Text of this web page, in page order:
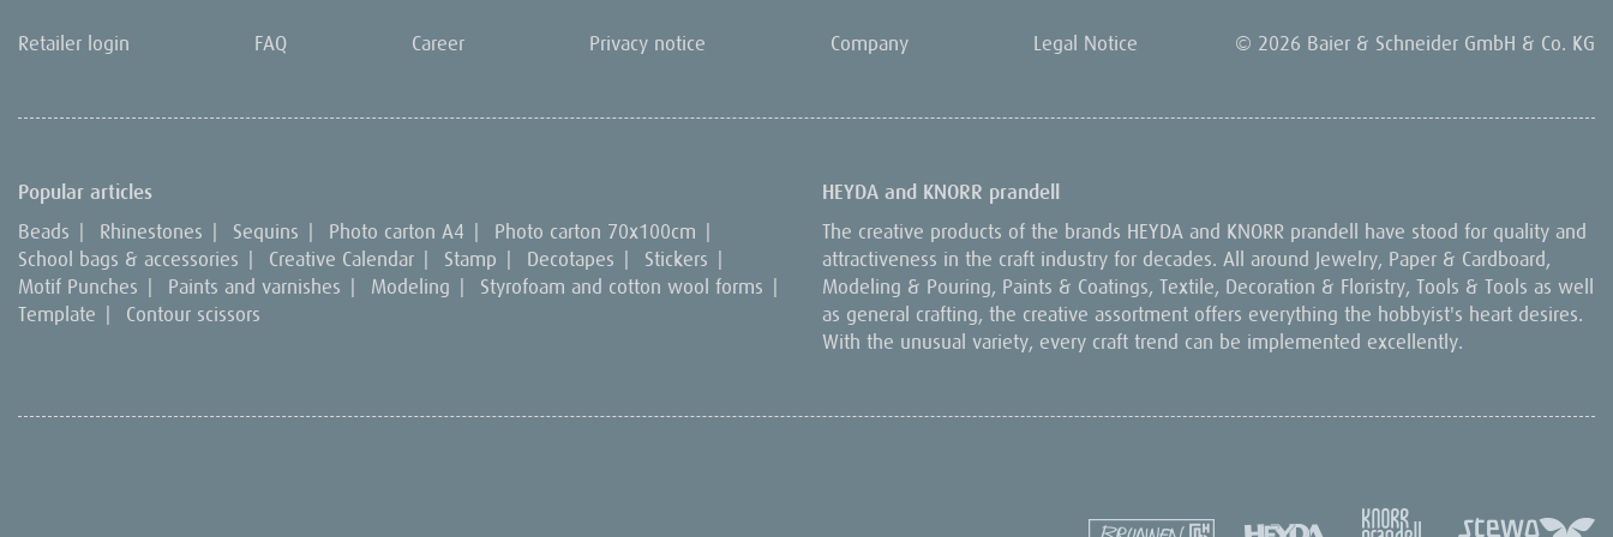
Retailer login FAQ Career Privacy notice Company Legal Notice © 2026 Baier & Schneider GmbH & Co. KG
Popular articles
Beads Rhinestones Sequins Photo carton A4 Photo carton 70x100cm
School bags & accessories
Creative Calendar Stamp Decotapes Stickers
Motif Punches
Paints and varnishes Modeling Styrofoam and cotton wool forms
Template
Contour scissors
HEYDA and KNORR prandell
The creative products of the brands HEYDA and KNORR prandell have stood for quality and
attractiveness in the craft industry for decades. All around Jewelry, Paper & Cardboard,
Modeling & Pouring, Paints & Coatings, Textile, Decoration & Floristry, Tools & Tools as well
as general crafting, the creative assortment offers everything the hobbyist's heart desires.
With the unusual variety, every craft trend can be implemented excellently.